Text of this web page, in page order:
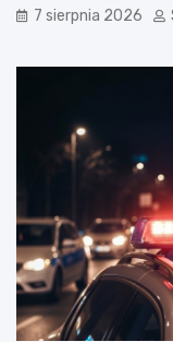
7 sierpnia 2026